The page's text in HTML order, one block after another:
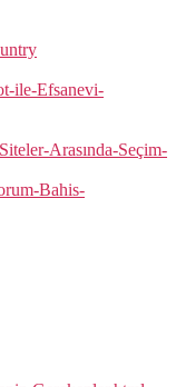
ile-Efsanevi-
Arasında-Seçim-
Bahis-